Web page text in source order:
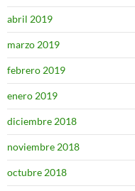
abril 2019
marzo 2019
febrero 2019
enero 2019
diciembre 2018
noviembre 2018
octubre 2018